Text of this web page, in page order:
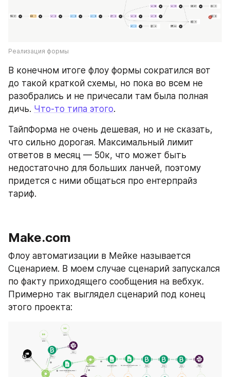
Реализация формы
В конечном итоге флоу формы сократился вот
до такой краткой схемы, но пока во всем не
разобрались и не причесали там была полная
дичь. Что-то типа этого.
ТайпФорма не очень дешевая, но и не сказать,
что сильно дорогая. Максимальный лимит
ответов в месяц — 50к, что может быть
недостаточно для больших ланчей, поэтому
придется с ними общаться про ентерпрайз
тариф.
Make.com
Флоу автоматизации в Мейке называется
Сценарием. В моем случае сценарий запускался
по факту приходящего сообщения на вебхук.
Примерно так выглядел сценарий под конец
этого проекта: